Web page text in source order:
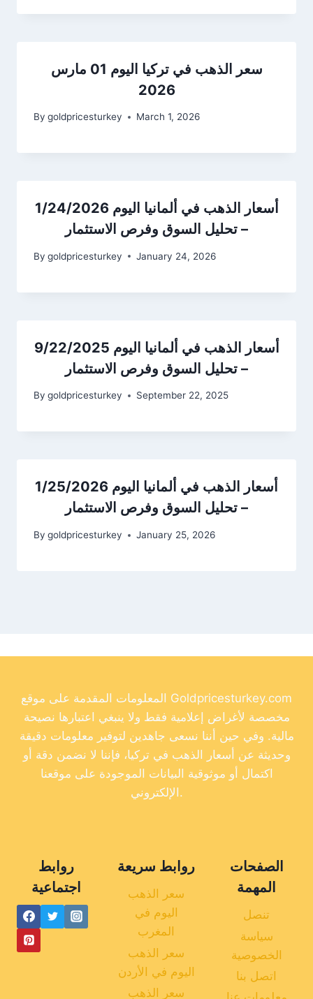
سعر الذهب في تركيا اليوم 01 مارس
2026
By goldpricesturkey March 1, 2026
أسعار الذهب في ألمانيا اليوم 1/24/2026
– تحليل السوق وفرص الاستثمار
By goldpricesturkey January 24, 2026
أسعار الذهب في ألمانيا اليوم 9/22/2025
– تحليل السوق وفرص الاستثمار
By goldpricesturkey September 22, 2025
أسعار الذهب في ألمانيا اليوم 1/25/2026
– تحليل السوق وفرص الاستثمار
By goldpricesturkey January 25, 2026
المعلومات المقدمة على موقع Goldpricesturkey.com
مخصصة لأغراض إعلامية فقط ولا ينبغي اعتبارها نصيحة
مالية. وفي حين أننا نسعى جاهدين لتوفير معلومات دقيقة
وحديثة عن أسعار الذهب في تركيا، فإننا لا نضمن دقة أو
اكتمال أو موثوقية البيانات الموجودة على موقعنا
الإلكتروني.
روابط
اجتماعية
روابط سريعة
سعر الذهب
اليوم في
المغرب
سعر الذهب
اليوم في الأردن
سعر الذهب
الصفحات
المهمة
تنصل
سياسة
الخصوصية
اتصل بنا